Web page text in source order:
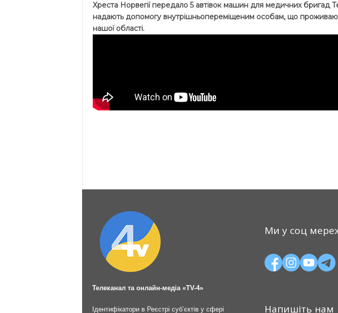
Хреста Норвегії передало 5 автівок машин для медичних бригад
надають допомогу внутрішньопереміщеним особам, що
нашої області.
Телеканал та онлайн-медіа «TV-4»
Ідентифікатори в Реєстрі суб’єктів у сфері
Ми у соц
Напишіть нам